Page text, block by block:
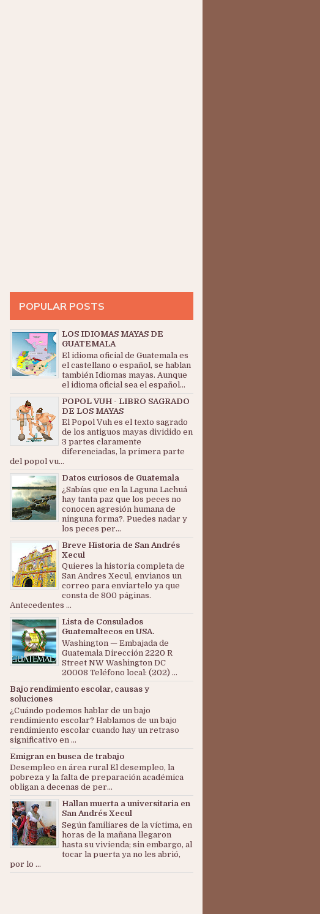
POPULAR POSTS
LOS IDIOMAS MAYAS DE
GUATEMALA
El idioma oficial de Guatemala es
el castellano o español, se hablan
también Idiomas mayas. Aunque
el idioma oficial sea el español...
POPOL VUH - LIBRO SAGRADO
DE LOS MAYAS
El Popol Vuh es el texto sagrado
de los antiguos mayas dividido en
3 partes claramente
diferenciadas, la primera parte
del popol vu...
Datos curiosos de Guatemala
¿Sabías que en la Laguna Lachuá
hay tanta paz que los peces no
conocen agresión humana de
ninguna forma?. Puedes nadar y
los peces per...
Breve Historia de San Andrés
Xecul
Quieres la historia completa de
San Andres Xecul, envianos un
correo para enviartelo ya que
consta de 800 páginas.
Antecedentes ...
Lista de Consulados
Guatemaltecos en USA.
Washington — Embajada de
Guatemala Dirección 2220 R
Street NW Washington DC
20008 Teléfono local: (202) ...
Bajo rendimiento escolar, causas y
soluciones
¿Cuándo podemos hablar de un bajo
rendimiento escolar? Hablamos de un bajo
rendimiento escolar cuando hay un retraso
significativo en ...
Emigran en busca de trabajo
Desempleo en área rural El desempleo, la
pobreza y la falta de preparación académica
obligan a decenas de per...
Hallan muerta a universitaria en
San Andrés Xecul
Según familiares de la víctima, en
horas de la mañana llegaron
hasta su vivienda; sin embargo, al
tocar la puerta ya no les abrió,
por lo ...